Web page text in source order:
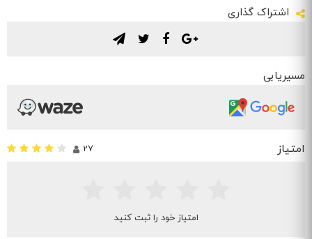
اشتراک گذاری
. . .
مسیریابی
27 امتیاز
امتیاز خود را ثبت کنید